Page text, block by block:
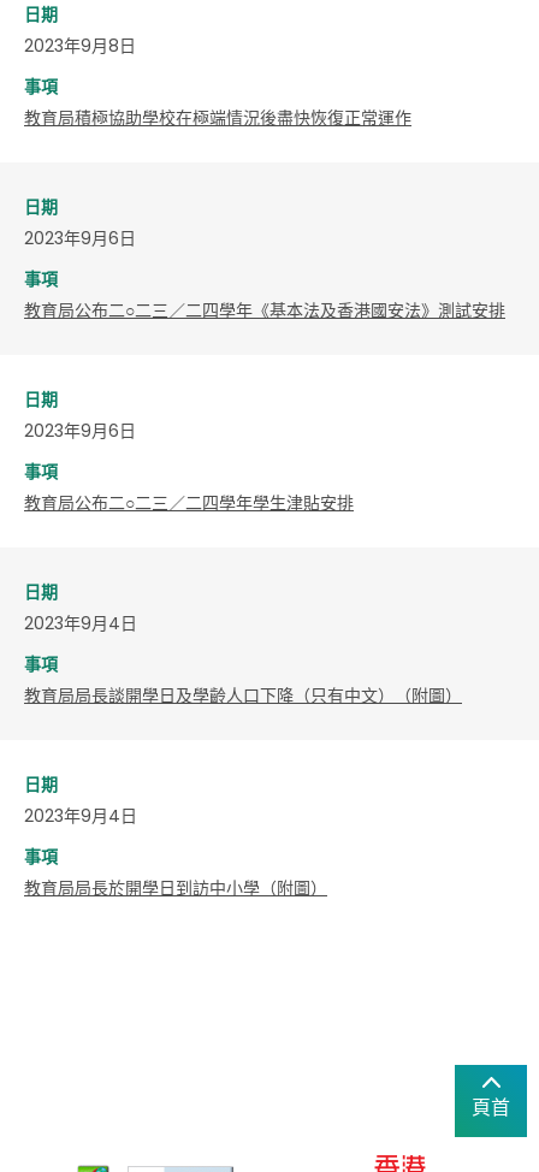
日期
2023年9月8日
事項
教育局積極協助學校在極端情況後盡快恢復正常運作
日期
2023年9月6日
事項
教育局公布二○二三／二四學年《基本法及香港國安法》測試安排
日期
2023年9月6日
事項
教育局公布二○二三／二四學年學生津貼安排
日期
2023年9月4日
事項
教育局局長談開學日及學齡人口下降（只有中文）（附圖）
日期
2023年9月4日
事項
教育局局長於開學日到訪中小學（附圖）
頁首